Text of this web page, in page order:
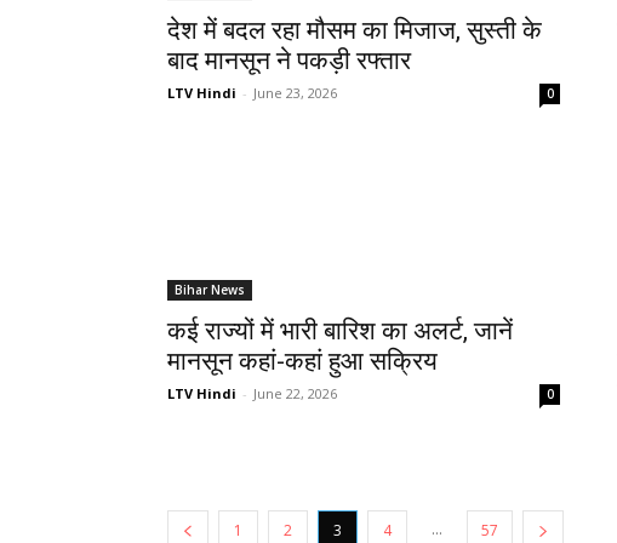
देश में बदल रहा मौसम का मिजाज, सुस्ती के
बाद मानसून ने पकड़ी रफ्तार
LTV Hindi - June 23, 2026 0
Bihar News
कई राज्यों में भारी बारिश का अलर्ट, जानें
मानसून कहां-कहां हुआ सक्रिय
LTV Hindi - June 22, 2026 0
1 2 3 4 ... 57